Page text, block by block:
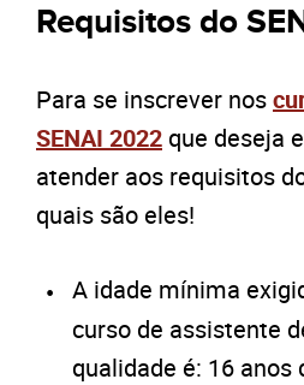
Requisitos do
Para se inscrever nos
SENAI 2022 que deseja
atender aos requisitos
quais são eles!
A idade mínima
curso de assistente
qualidade é: 16 anos